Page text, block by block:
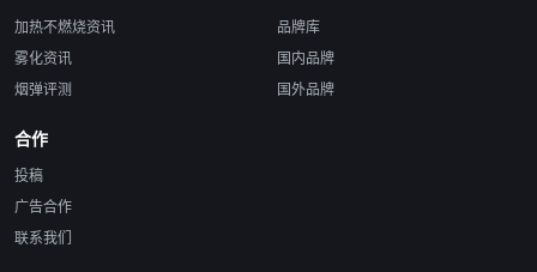
加热不燃烧资讯
雾化资讯
烟弹评测
品牌库
国内品牌
国外品牌
合作
投稿
广告合作
联系我们